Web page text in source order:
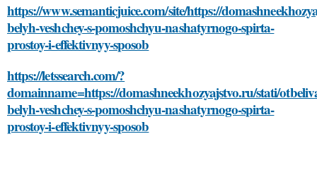
https://www.semanticjuice.com/site/https://
belyh-veshchey-s-pomoshchyu-nashatyrnogo-spirta-
prostoy-i-effektivnyy-sposob
https://letssearch.com/?
domainname=https://domashneekhozyajstvo.ru/stati/
belyh-veshchey-s-pomoshchyu-nashatyrnogo-spirta-
prostoy-i-effektivnyy-sposob